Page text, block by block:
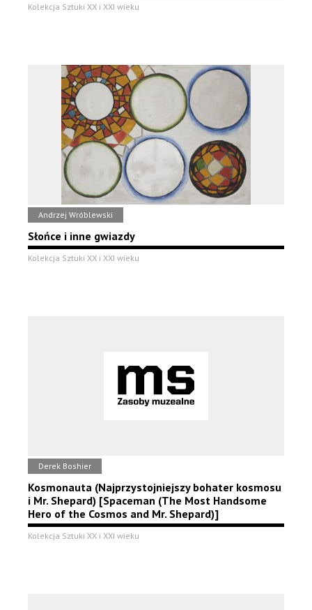
Kolekcja Sztuki XX i XXI wieku
Andrzej Wróblewski
Słońce i inne gwiazdy
Kolekcja Sztuki XX i XXI wieku
Derek Boshier
Kosmonauta (Najprzystojniejszy bohater kosmosu
i Mr. Shepard) [Spaceman (The Most Handsome
Hero of the Cosmos and Mr. Shepard)]
Kolekcja Sztuki XX i XXI wieku